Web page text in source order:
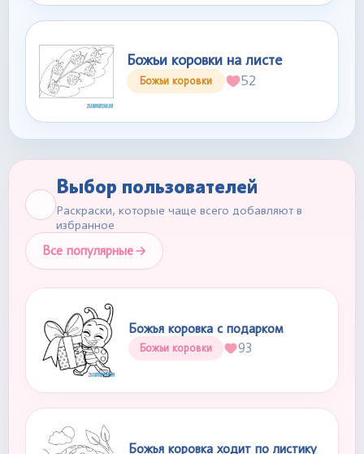
Божьи коровки на листе
Божьи коровки 52
Выбор пользователей
Раскраски, которые чаще всего добавляют в
избранное
Все популярные
Божья коровка с подарком
Божьи коровки 93
Божья коровка ходит по листику